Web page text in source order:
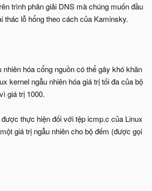
trình phân giải DNS mà chúng muốn đầu
thác lỗ hổng theo cách của Kaminsky.
hóa cổng nguồn có thể gây khó khăn
kernel ngẫu nhiên hóa giá trị tối đa của bộ
giá trị 1000.
thực hiện đối với tệp icmp.c của Linux
giá trị ngẫu nhiên cho bộ đếm (được gọi